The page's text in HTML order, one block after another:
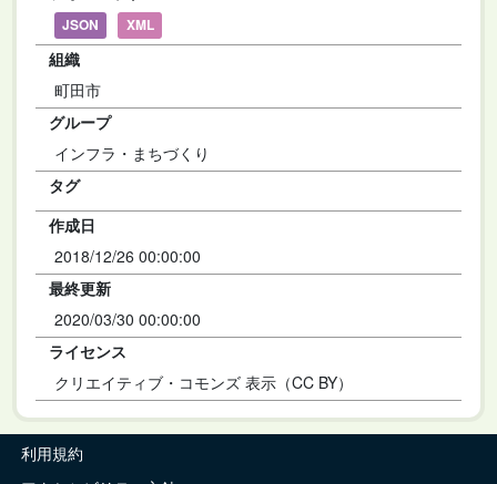
JSON XML
組織
町田市
グループ
インフラ・まちづくり
タグ
作成日
2018/12/26 00:00:00
最終更新
2020/03/30 00:00:00
ライセンス
クリエイティブ・コモンズ 表示（CC BY）
利用規約